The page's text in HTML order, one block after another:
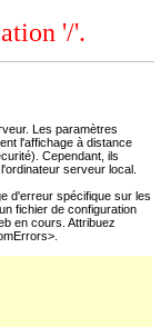
'/'.
Les paramètres
l'affichage à distance
Cependant, ils
serveur local.
d'erreur spécifique sur les
fichier de configuration
en cours. Attribuez